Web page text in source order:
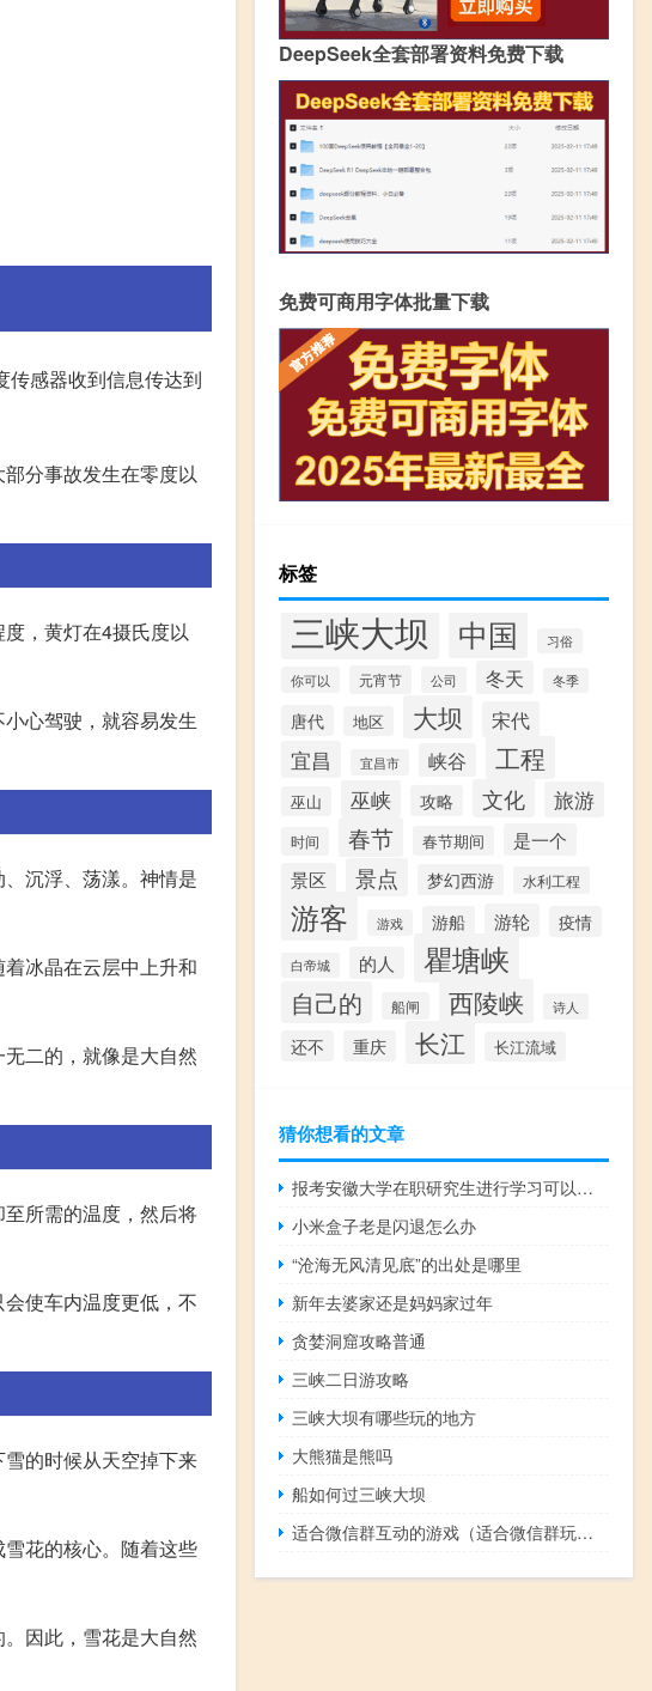
传感器收到信息传达到
分事故发生在零度以
，黄灯在4摄氏度以
心驾驶，就容易发生
沉浮、荡漾。神情是
冰晶在云层中上升和
二的，就像是大自然
所需的温度，然后将
使车内温度更低，不
的时候从天空掉下来
花的核心。随着这些
因此，雪花是大自然
DeepSeek全套部署资料免费下载
免费可商用字体批量下载
标签
三峡大坝 中国 习俗
你可以 元宵节 公司 冬天 冬季
唐代 地区 大坝 宋代
宜昌 宜昌市 峡谷 工程
巫山 巫峡 攻略 文化 旅游
时间 春节 春节期间
是一个
景区
景点 梦幻西游 水利工程
游客 游戏 游船 游轮 疫情
白帝城 的人 瞿塘峡
自己的 船闸 西陵峡 诗人
还不 重庆 长江 长江流域
猜你想看的文章
报考安徽大学在职研究生进行学习可以获得什么证书
小米盒子老是闪退怎么办
“沧海无风清见底”的出处是哪里
新年去婆家还是妈妈家过年
贪婪洞窟攻略普通
三峡二日游攻略
三峡大坝有哪些玩的地方
大熊猫是熊吗
船如何过三峡大坝
适合微信群互动的游戏（适合微信群玩的游戏）